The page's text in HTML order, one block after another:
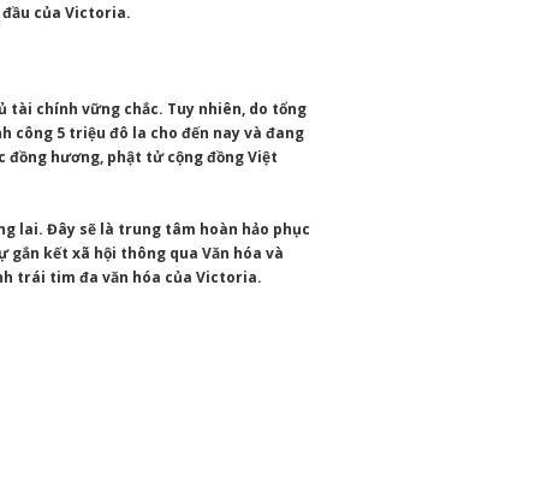
của Victoria.
chính vững chắc. Tuy nhiên, do tổng
công 5 triệu đô la cho đến nay và đang
hương, phật tử cộng đồng Việt
lai. Đây sẽ là trung tâm hoàn hảo phục
kết xã hội thông qua Văn hóa và
trái tim đa văn hóa của Victoria.